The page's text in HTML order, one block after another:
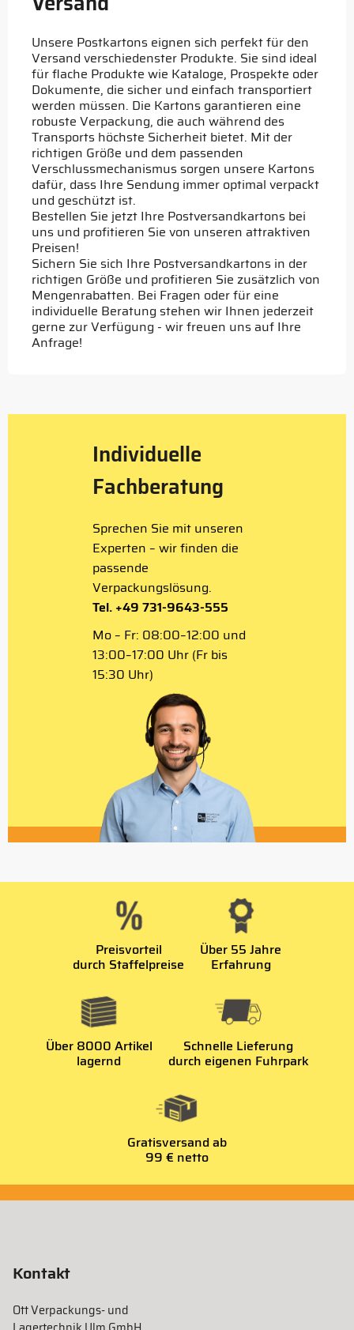
Unsere Postkartons eignen sich perfekt für den
Versand verschiedenster Produkte. Sie sind ideal
für flache Produkte wie Kataloge, Prospekte oder
Dokumente, die sicher und einfach transportiert
werden müssen. Die Kartons garantieren eine
robuste Verpackung, die auch während des
Transports höchste Sicherheit bietet. Mit der
richtigen Größe und dem passenden
Verschlussmechanismus sorgen unsere Kartons
dafür, dass Ihre Sendung immer optimal verpackt
und geschützt ist.
Bestellen Sie jetzt Ihre Postversandkartons bei
uns und profitieren Sie von unseren attraktiven
Preisen!
Sichern Sie sich Ihre Postversandkartons in der
richtigen Größe und profitieren Sie zusätzlich von
Mengenrabatten. Bei Fragen oder für eine
individuelle Beratung stehen wir Ihnen jederzeit
gerne zur Verfügung - wir freuen uns auf Ihre
Anfrage!
Individuelle
Fachberatung
Sprechen Sie mit unseren
Experten – wir finden die
passende
Verpackungslösung.
Tel. +49 731-9643-555
Mo – Fr: 08:00–12:00 und
13:00–17:00 Uhr (Fr bis
15:30 Uhr)
Preisvorteil
durch Staffelpreise
Über 55 Jahre
Erfahrung
Über 8000 Artikel
lagernd
Schnelle Lieferung
durch eigenen Fuhrpark
Gratisversand ab
99 € netto
Kontakt
Ott Verpackungs- und